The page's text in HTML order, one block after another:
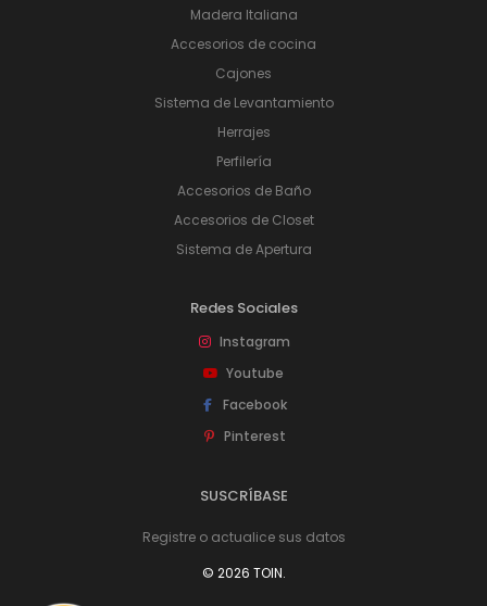
Madera Italiana
Accesorios de cocina
Cajones
Sistema de Levantamiento
Herrajes
Perfilería
Accesorios de Baño
Accesorios de Closet
Sistema de Apertura
Redes Sociales
Instagram
Youtube
Facebook
Pinterest
SUSCRÍBASE
Registre o actualice sus datos
© 2026 TOIN.